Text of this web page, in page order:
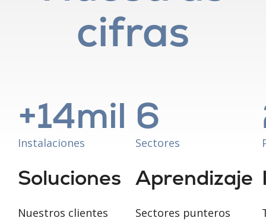
cifras
+14mil
Instalaciones
Soluciones
Nuestros clientes
6
Sectores
Aprendizaje
Sectores punteros